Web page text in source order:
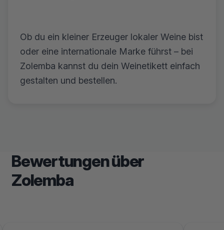
Ob du ein kleiner Erzeuger lokaler Weine bist
oder eine internationale Marke führst – bei
Zolemba kannst du dein Weinetikett einfach
gestalten und bestellen.
Bewertungen über
Zolemba